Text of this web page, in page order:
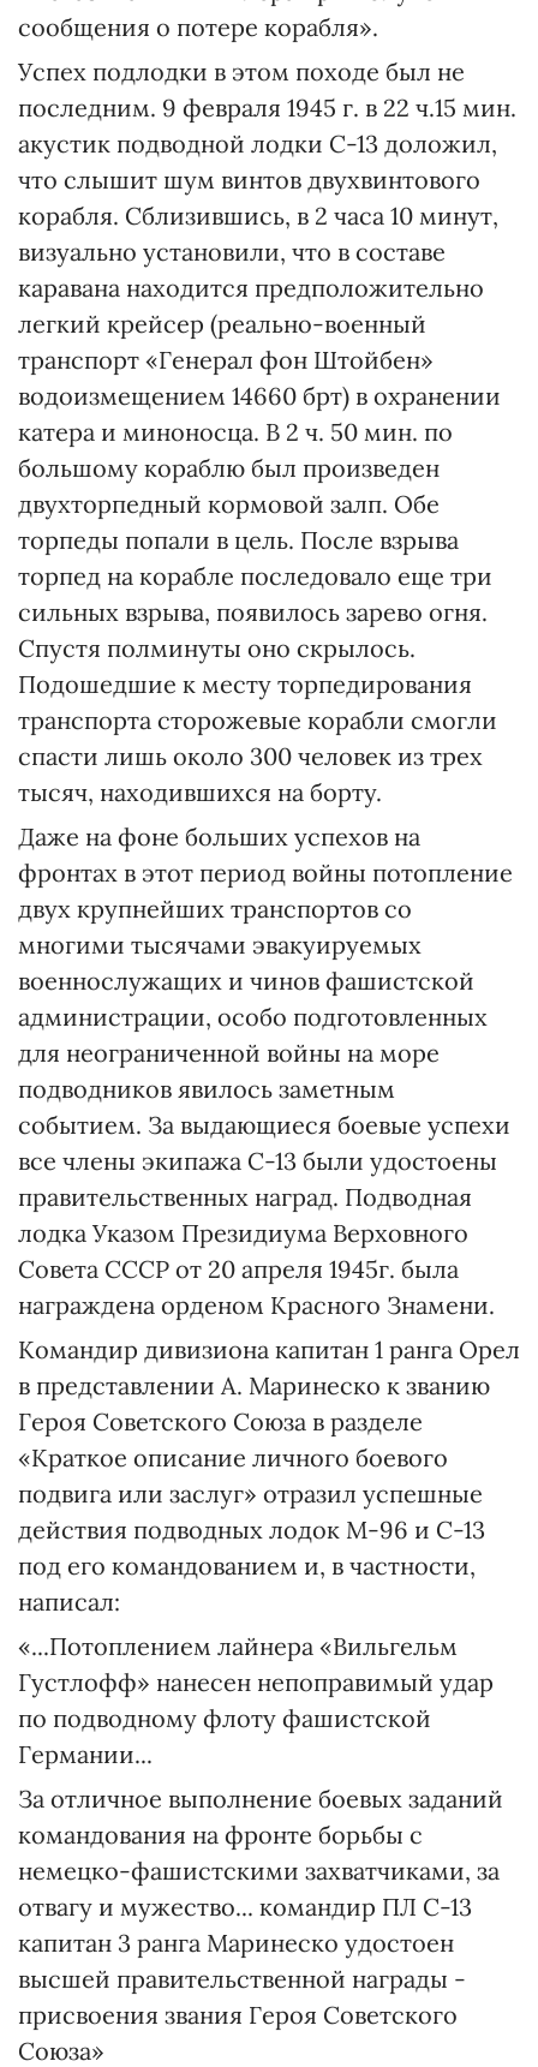
сообщения о потере корабля».
Успех подлодки в этом походе был не
последним. 9 февраля 1945 г. в 22 ч.15 мин.
акустик подводной лодки С-13 доложил,
что слышит шум винтов двухвинтового
корабля. Сблизившись, в 2 часа 10 минут,
визуально установили, что в составе
каравана находится предположительно
легкий крейсер (реально-военный
транспорт «Генерал фон Штойбен»
водоизмещением 14660 брт) в охранении
катера и миноносца. В 2 ч. 50 мин. по
большому кораблю был произведен
двухторпедный кормовой залп. Обе
торпеды попали в цель. После взрыва
торпед на корабле последовало еще три
сильных взрыва, появилось зарево огня.
Спустя полминуты оно скрылось.
Подошедшие к месту торпедирования
транспорта сторожевые корабли смогли
спасти лишь около 300 человек из трех
тысяч, находившихся на борту.
Даже на фоне больших успехов на
фронтах в этот период войны потопление
двух крупнейших транспортов со
многими тысячами эвакуируемых
военнослужащих и чинов фашистской
администрации, особо подготовленных
для неограниченной войны на море
подводников явилось заметным
событием. За выдающиеся боевые успехи
все члены экипажа С-13 были удостоены
правительственных наград. Подводная
лодка Указом Президиума Верховного
Совета СССР от 20 апреля 1945г. была
награждена орденом Красного Знамени.
Командир дивизиона капитан 1 ранга Орел
в представлении А. Маринеско к званию
Героя Советского Союза в разделе
«Краткое описание личного боевого
подвига или заслуг» отразил успешные
действия подводных лодок М-96 и С-13
под его командованием и, в частности,
написал:
«...Потоплением лайнера «Вильгельм
Густлофф» нанесен непоправимый удар
по подводному флоту фашистской
Германии...
За отличное выполнение боевых заданий
командования на фронте борьбы с
немецко-фашистскими захватчиками, за
отвагу и мужество... командир ПЛ С-13
капитан 3 ранга Маринеско удостоен
высшей правительственной награды -
присвоения звания Героя Советского
Союза»